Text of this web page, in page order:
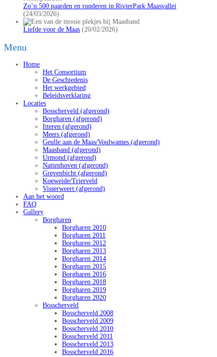
Zo’n 500 paarden en runderen in RivierPark Maasvallei
(24/03/2026)
Liefde voor de Maas (20/02/2026)
Menu
Home
Het Consortium
De Geschiedenis
Het werkgebied
Beleidsverklaring
Locaties
Bosscherveld (afgerond)
Borgharen (afgerond)
Itteren (afgerond)
Meers (afgerond)
Geulle aan de Maas/Voulwames (afgerond)
Maasband (afgerond)
Urmond (afgerond)
Nattenhoven (afgerond)
Grevenbicht (afgerond)
Koeweide/Trierveld
Visserweert (afgerond)
Aan het woord
FAQ
Gallery
Borgharen
Borgharen 2010
Borgharen 2011
Borgharen 2012
Borgharen 2013
Borgharen 2014
Borgharen 2015
Borgharen 2016
Borgharen 2018
Borgharen 2019
Borgharen 2020
Bosscherveld
Bosscherveld 2008
Bosscherveld 2009
Bosscherveld 2010
Bosscherveld 2011
Bosscherveld 2013
Bosscherveld 2016